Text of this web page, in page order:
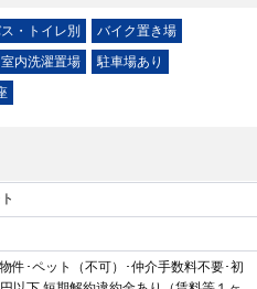
・トイレ別
バイク置き場
室内洗濯置場
駐車場あり
件･ペット（不可）･仲介手数料不要･初